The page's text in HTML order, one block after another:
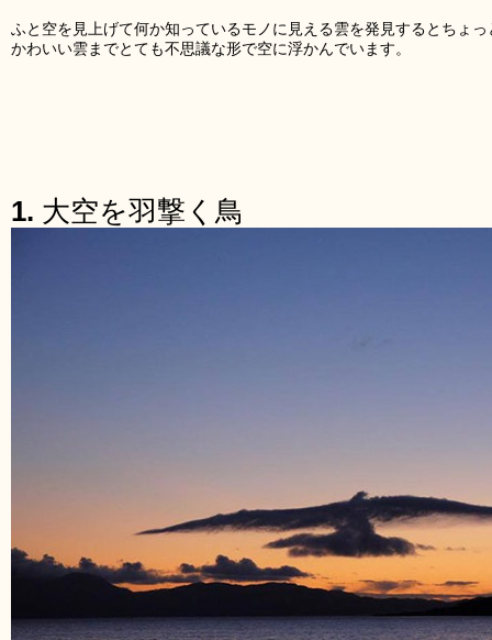
ふと空を見上げて何か知っているモノに見える雲を発見するとちょ
かわいい雲までとても不思議な形で空に浮かんでいます。
1. 大空を羽撃く鳥